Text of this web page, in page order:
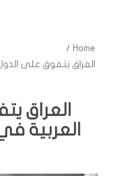
Home
العراق يتفوق على
العراق
العربية